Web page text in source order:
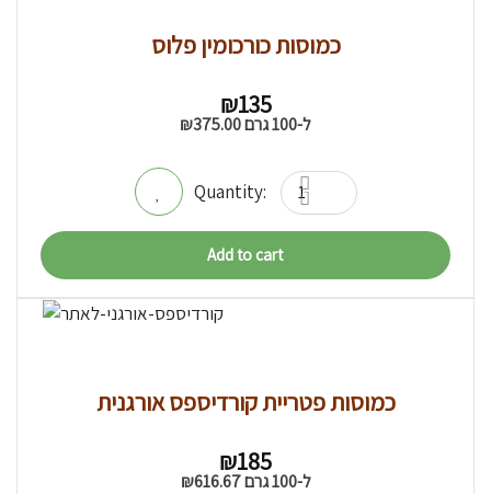
כמוסות כורכומין פלוס
₪135
₪375.00 ל-100 גרם
Add to cart
כמוסות פטריית קורדיספס אורגנית
₪185
₪616.67 ל-100 גרם